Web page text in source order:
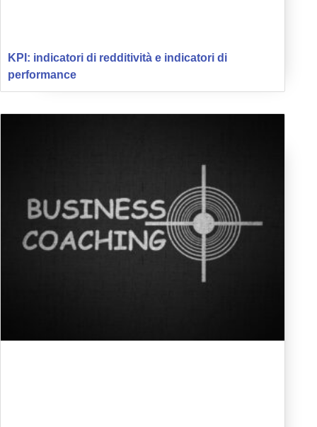
KPI: indicatori di redditività e indicatori di
performance